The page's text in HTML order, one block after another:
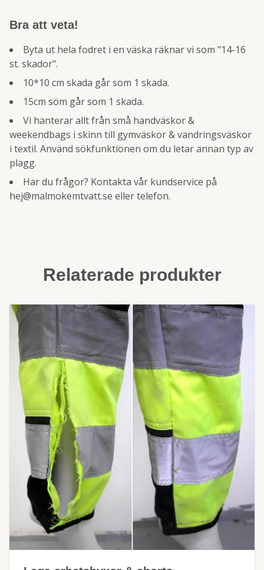
Bra att veta!
Byta ut hela fodret i en väska räknar vi som "14-16
st. skador".
10*10 cm skada går som 1 skada.
15cm söm går som 1 skada.
Vi hanterar allt från små handväskor &
weekendbags i skinn till gymväskor & vandringsväskor
i textil. Använd sökfunktionen om du letar annan typ av
plagg.
Har du frågor? Kontakta vår kundservice på
hej@malmokemtvatt.se eller telefon.
Relaterade produkter